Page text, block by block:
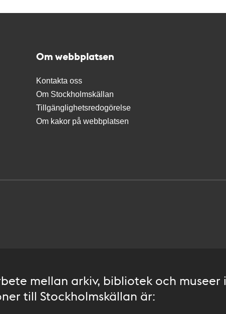
Om webbplatsen
Kontakta oss
Om Stockholmskällan
Tillgänglighetsredogörelse
Om kakor på webbplatsen
mellan arkiv, bibliotek och museer i
till Stockholmskällan är: